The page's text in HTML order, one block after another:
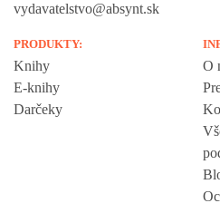
vydavatelstvo@absynt.sk
PRODUKTY:
Knihy
E-knihy
Darčeky
O